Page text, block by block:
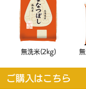
無洗米(2kg)
ご購入はこちら